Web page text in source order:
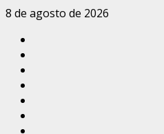
Saltar
contenido
8 de agosto de 2026